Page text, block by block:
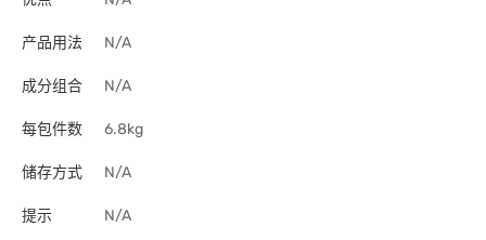
产品用法 N/A
成分组合 N/A
每包件数 6.8kg
储存方式 N/A
提示 N/A